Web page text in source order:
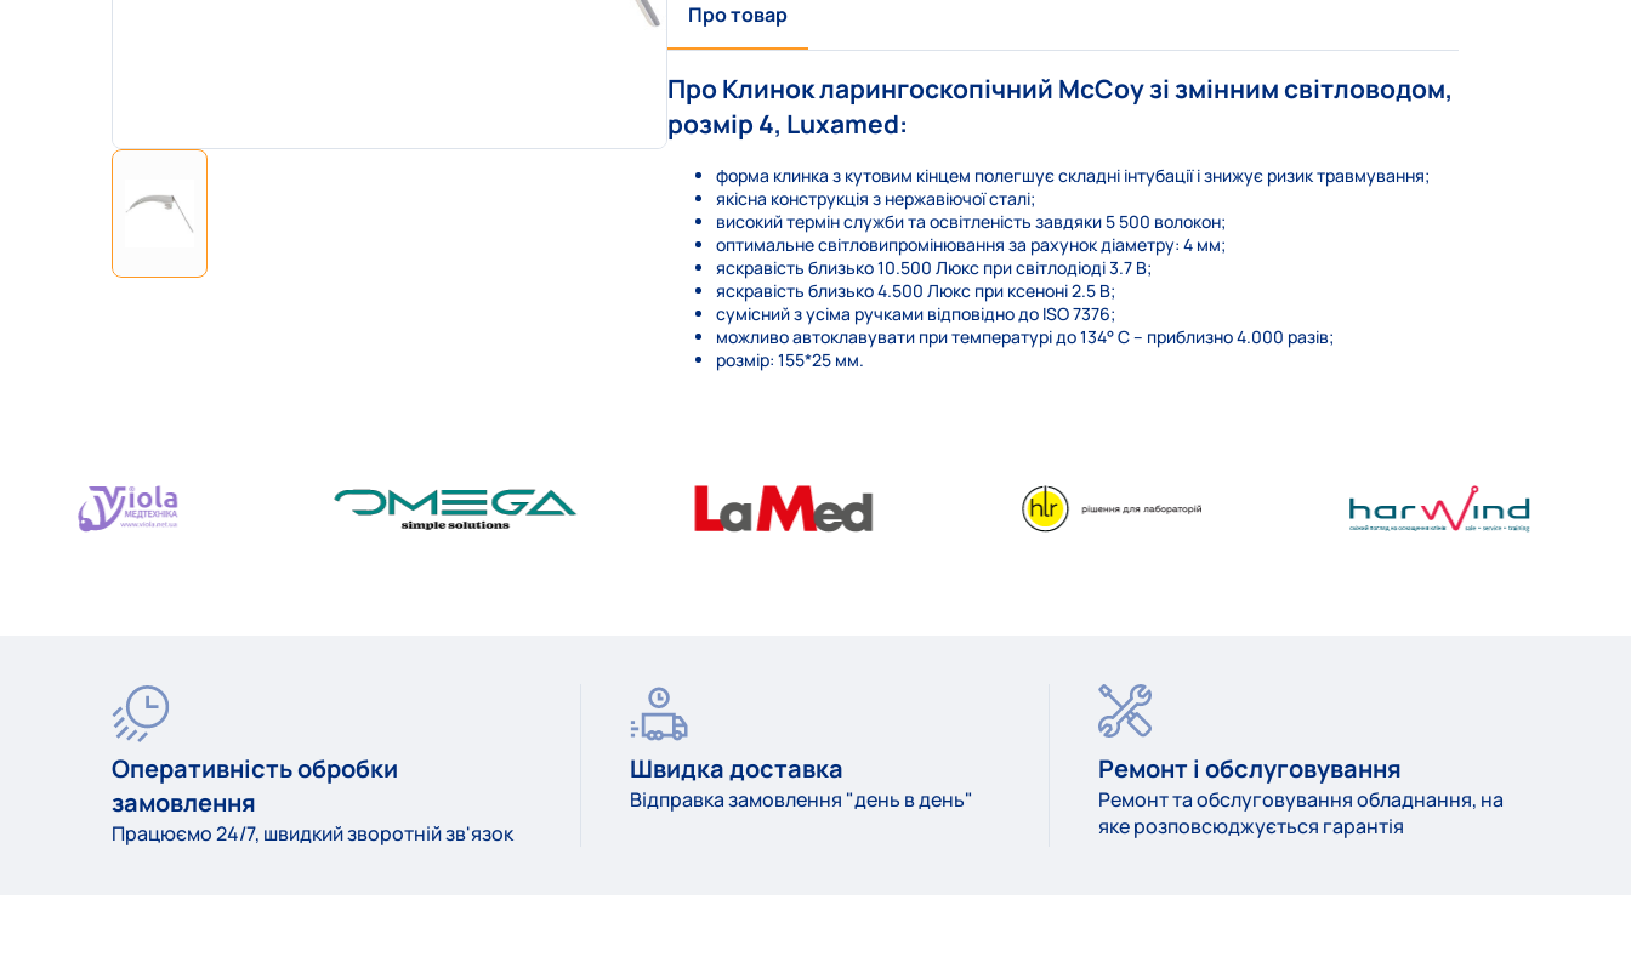
Про товар
Про Клинок ларингоскопічний McCoy зі змінним світловодом,
розмір 4, Luxamed:
форма клинка з кутовим кінцем полегшує складні інтубації і знижує ризик травмування;
якісна конструкція з нержавіючої сталі;
високий термін служби та освітленість завдяки 5 500 волокон;
оптимальне світловипромінювання за рахунок діаметру: 4 мм;
яскравість близько 10.500 Люкс при світлодіоді 3.7 В;
яскравість близько 4.500 Люкс при ксеноні 2.5 В;
сумісний з усіма ручками відповідно до ISO 7376;
можливо автоклавувати при температурі до 134° C – приблизно 4.000 разів;
розмір: 155*25 мм.
Оперативність обробки
замовлення
Працюємо 24/7, швидкий зворотній зв'язок
Швидка доставка
Відправка замовлення "день в день"
Ремонт і обслуговування
Ремонт та обслуговування обладнання, на
яке розповсюджується гарантія